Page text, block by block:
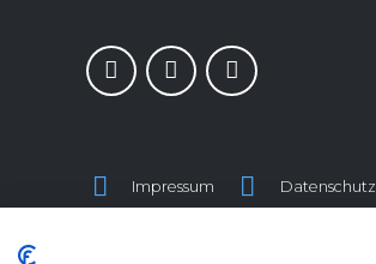
Impressum Datenschutz